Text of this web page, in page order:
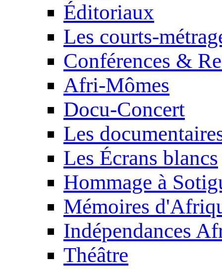
Éditoriaux
Les courts-
Conférences &
Afri-Mômes
Docu-Concert
Les
Les Écrans blancs
Hommage à
Mémoires
Indépendances
Théâtre